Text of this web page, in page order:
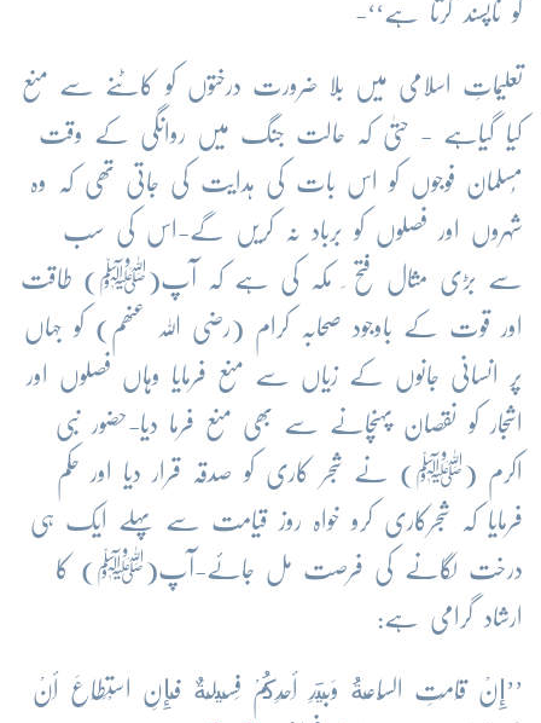
کو ناپسند کرتا ہے‘‘-
تعلیماتِ اسلامی میں بلا ضرورت درختوں کو کاٹنے سے منع
کیا گیاہے - حتیٰ کہ حالت جنگ میں روانگی کے وقت
مُسلمان فوجوں کو اس بات کی ہدایت کی جاتی تھی کہ وہ
شہروں اور فصلوں کو برباد نہ کریں گے-اس کی سب
سے بڑی مثال فتح ِ مکہ کی ہے کہ آپ(ﷺ) طاقت
اور قوت کے باوجود صحابہ کرام (رضی اللہ عنھم) کو جہاں
پر انسانی جانوں کے زیاں سے منع فرمایا وہاں فصلوں اور
اشجار کو نقصان پہنچانے سے بھی منع فرما دیا-حضور نبی
اکرم (ﷺ) نے شجر کاری کو صدقہ قرار دیا اور حکم
فرمایا کہ شجرکاری کرو خواہ روز قیامت سے پہلے ایک ہی
درخت لگانے کی فرصت مل جائے-آپ(ﷺ) کا
ارشاد گرامی ہے:
’’إِنْ قَامَتِ السَّاعَةُ وَبِيَدِ أَحَدِكُمْ فَسِيلَةٌ فَإِنِ اسْتَطَاعَ أَنْ